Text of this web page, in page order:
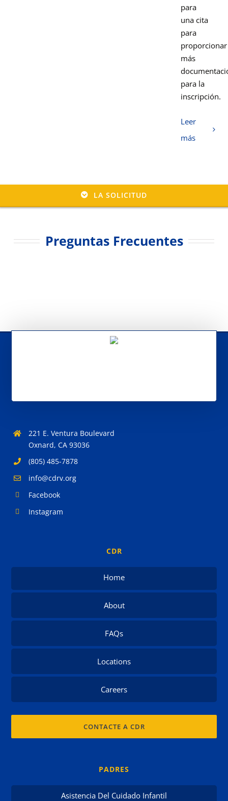
para
una cita
para
proporcionar
más
para la
inscripción.
Leer
más
LA SOLICITUD
Preguntas Frecuentes
221 E. Ventura Boulevard
Oxnard, CA 93036
(805) 485-7878
info@cdrv.org
Facebook
Instagram
CDR
Home
About
FAQs
Locations
Careers
CONTACTE A CDR
PADRES
Asistencia Del Cuidado Infantil